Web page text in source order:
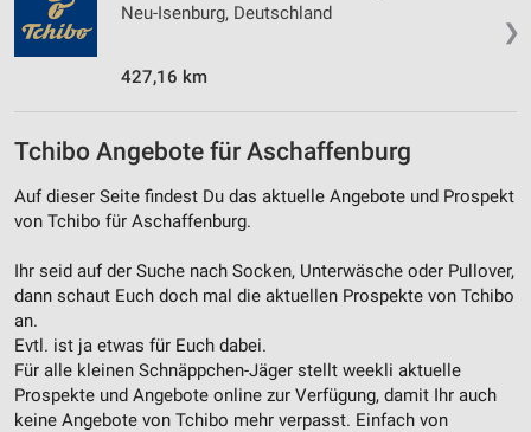
❯
Neu-Isenburg, Deutschland
427,16 km
Tchibo Angebote für Aschaffenburg
Auf dieser Seite findest Du das aktuelle Angebote und Prospekt
von Tchibo für Aschaffenburg.
Ihr seid auf der Suche nach Socken, Unterwäsche oder Pullover,
dann schaut Euch doch mal die aktuellen Prospekte von Tchibo
an.
Evtl. ist ja etwas für Euch dabei.
Für alle kleinen Schnäppchen-Jäger stellt weekli aktuelle
Prospekte und Angebote online zur Verfügung, damit Ihr auch
keine Angebote von Tchibo mehr verpasst. Einfach von